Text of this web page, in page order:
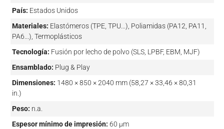
País: Estados Unidos
Materiales: Elastómeros (TPE, TPU...), Poliamidas (PA12, PA11,
PA6...), Termoplásticos
Tecnología: Fusión por lecho de polvo (SLS, LPBF, EBM, MJF)
Ensamblado: Plug & Play
Dimensiones: 1480 × 850 × 2040 mm (58,27 × 33,46 × 80,31
in.)
Peso: n.a.
Espesor mínimo de impresión: 60 µm